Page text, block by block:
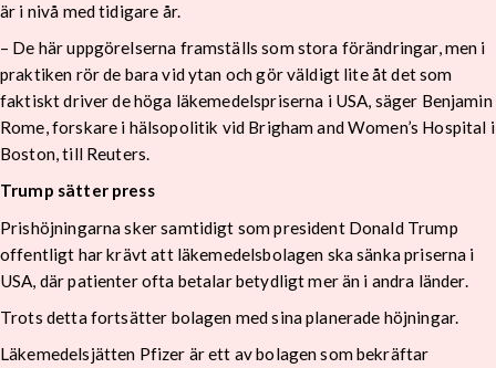
är i nivå med tidigare år.
– De här uppgörelserna framställs som stora förändringar, men i
praktiken rör de bara vid ytan och gör väldigt lite åt det som
faktiskt driver de höga läkemedelspriserna i USA, säger Benjamin
Rome, forskare i hälsopolitik vid Brigham and Women’s Hospital i
Boston, till Reuters.
Trump sätter press
Prishöjningarna sker samtidigt som president Donald Trump
offentligt har krävt att läkemedelsbolagen ska sänka priserna i
USA, där patienter ofta betalar betydligt mer än i andra länder.
Trots detta fortsätter bolagen med sina planerade höjningar.
Läkemedelsjätten Pfizer är ett av bolagen som bekräftar